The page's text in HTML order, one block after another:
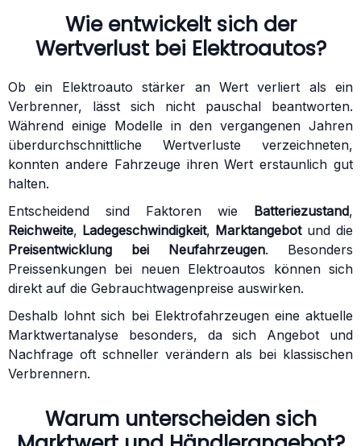
Wie entwickelt sich der
Wertverlust bei Elektroautos?
Ob ein Elektroauto stärker an Wert verliert als ein
Verbrenner, lässt sich nicht pauschal beantworten.
Während einige Modelle in den vergangenen Jahren
überdurchschnittliche Wertverluste verzeichneten,
konnten andere Fahrzeuge ihren Wert erstaunlich gut
halten.
Entscheidend sind Faktoren wie Batteriezustand,
Reichweite, Ladegeschwindigkeit, Marktangebotund die
Preisentwicklung bei Neufahrzeugen. Besonders
Preissenkungen bei neuen Elektroautos können sich
direkt auf die Gebrauchtwagenpreise auswirken.
Deshalb lohnt sich bei Elektrofahrzeugen eine aktuelle
Marktwertanalyse besonders, da sich Angebot und
Nachfrage oft schneller verändern als bei klassischen
Verbrennern.
Warum unterscheiden sich